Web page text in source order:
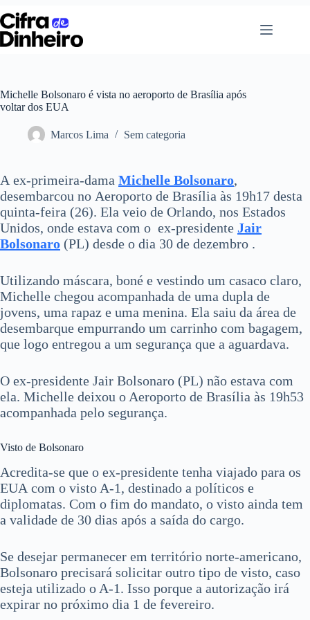
Pular
para
o
conteúdo
Michelle Bolsonaro é vista no aeroporto de Brasília após
voltar dos EUA
Marcos Lima Sem categoria
A ex-primeira-dama Michelle Bolsonaro,
desembarcou no Aeroporto de Brasília às 19h17 desta
quinta-feira (26). Ela veio de Orlando, nos Estados
Unidos, onde estava com o ex-presidente Jair
Bolsonaro (PL) desde o dia 30 de dezembro .
Utilizando máscara, boné e vestindo um casaco claro,
Michelle chegou acompanhada de uma dupla de
jovens, uma rapaz e uma menina. Ela saiu da área de
desembarque empurrando um carrinho com bagagem,
que logo entregou a um segurança que a aguardava.
O ex-presidente Jair Bolsonaro (PL) não estava com
ela. Michelle deixou o Aeroporto de Brasília às 19h53
acompanhada pelo segurança.
Visto de Bolsonaro
Acredita-se que o ex-presidente tenha viajado para os
EUA com o visto A-1, destinado a políticos e
diplomatas. Com o fim do mandato, o visto ainda tem
a validade de 30 dias após a saída do cargo.
Se desejar permanecer em território norte-americano,
Bolsonaro precisará solicitar outro tipo de visto, caso
esteja utilizado o A-1. Isso porque a autorização irá
expirar no próximo dia 1 de fevereiro.